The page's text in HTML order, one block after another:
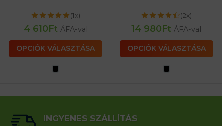
(1x)
4 610Ft ÁFA-val
OPCIÓK VÁLASZTÁSA
(2x)
14 980Ft ÁFA-val
OPCIÓK VÁLASZTÁSA
INGYENES SZÁLLÍTÁS